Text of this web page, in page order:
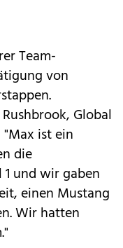
Team-
von
Global
ist ein
die
und wir gaben
einen Mustang
Wir hatten